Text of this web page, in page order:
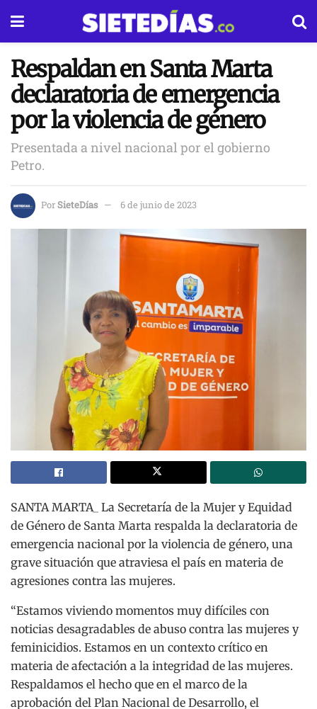
Respaldan en Santa Marta
declaratoria de emergencia
por la violencia de género
Presentada a nivel nacional por el gobierno
Petro.
PorSieteDías 6 de junio de 2023
SANTA MARTA_ La Secretaría de la Mujer y Equidad
de Género de Santa Marta respalda la declaratoria de
emergencia nacional por la violencia de género, una
grave situación que atraviesa el país en materia de
agresiones contra las mujeres.
“Estamos viviendo momentos muy difíciles con
noticias desagradables de abuso contra las mujeres y
feminicidios. Estamos en un contexto crítico en
materia de afectación a la integridad de las mujeres.
Respaldamos el hecho que en el marco de la
aprobación del Plan Nacional de Desarrollo, el